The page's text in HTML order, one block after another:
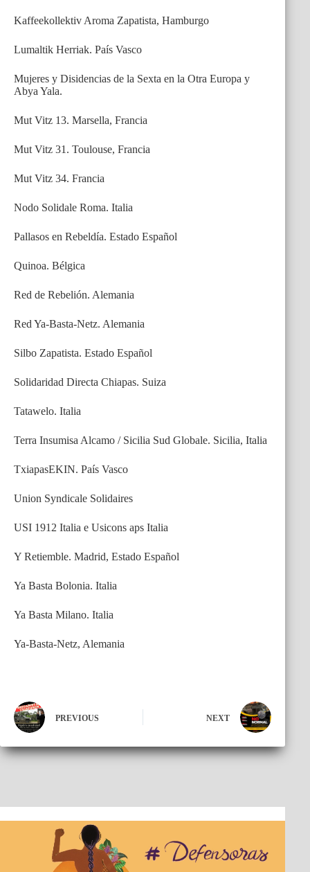
Kaffeekollektiv Aroma Zapatista, Hamburgo
Lumaltik Herriak. País Vasco
Mujeres y Disidencias de la Sexta en la Otra Europa y
Abya Yala.
Mut Vitz 13. Marsella, Francia
Mut Vitz 31. Toulouse, Francia
Mut Vitz 34. Francia
Nodo Solidale Roma. Italia
Pallasos en Rebeldía. Estado Español
Quinoa. Bélgica
Red de Rebelión. Alemania
Red Ya-Basta-Netz. Alemania
Silbo Zapatista. Estado Español
Solidaridad Directa Chiapas. Suiza
Tatawelo. Italia
Terra Insumisa Alcamo / Sicilia Sud Globale. Sicilia, Italia
TxiapasEKIN. País Vasco
Union Syndicale Solidaires
USI 1912 Italia e Usicons aps Italia
Y Retiemble. Madrid, Estado Español
Ya Basta Bolonia. Italia
Ya Basta Milano. Italia
Ya-Basta-Netz, Alemania
PREVIOUS NEXT